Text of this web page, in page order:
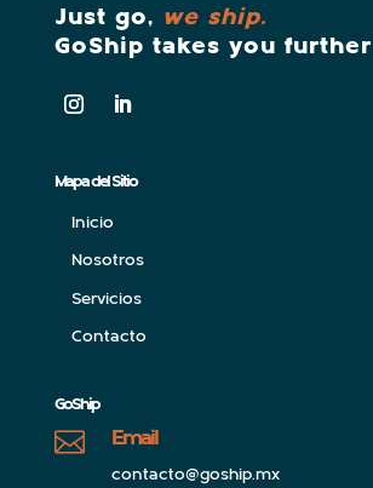
Just go, we ship.
GoShip takes you further
Mapa del Sitio
Inicio
Nosotros
Servicios
Contacto
GoShip
 Email
contacto@goship.mx